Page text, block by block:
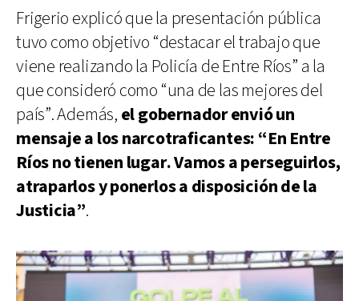
Frigerio explicó que la presentación pública
tuvo como objetivo “destacar el trabajo que
viene realizando la Policía de Entre Ríos” a la
que consideró como “una de las mejores del
país”. Además, el gobernador envió un
mensaje a los narcotraficantes: “En Entre
Ríos no tienen lugar. Vamos a perseguirlos,
atraparlos y ponerlos a disposición de la
Justicia”.